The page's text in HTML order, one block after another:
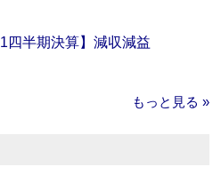
四半期決算】減収減益
もっと見る »